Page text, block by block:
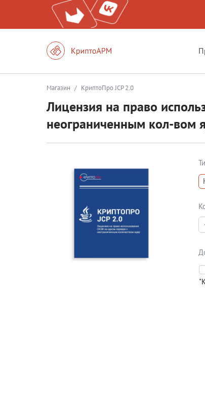
Магазин / КриптоПро JCP 2.0
Лицензия на право
неограниченным кол-вом